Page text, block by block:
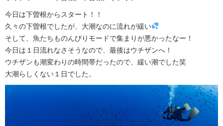
今日は下曽根からスタート！！
久々の下曽根でしたが、大潮なのに流れが緩い
そして、魚たちものんびりモードで集まりが悪かったなー！
今日は１日流れなさそうなので、最後はウチザンへ！
ウチザンも潮変わりの時間帯だったので、緩い潮でした笑
大潮らしくない１日でした。